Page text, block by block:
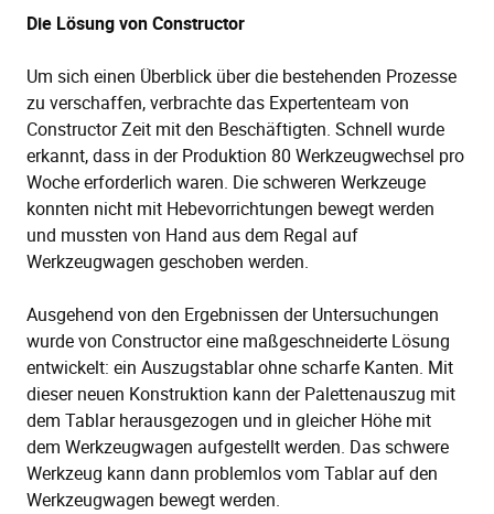
Die Lösung von Constructor
Um sich einen Überblick über die bestehenden Prozesse
zu verschaffen, verbrachte das Expertenteam von
Constructor Zeit mit den Beschäftigten. Schnell wurde
erkannt, dass in der Produktion 80 Werkzeugwechsel pro
Woche erforderlich waren. Die schweren Werkzeuge
konnten nicht mit Hebevorrichtungen bewegt werden
und mussten von Hand aus dem Regal auf
Werkzeugwagen geschoben werden.
Ausgehend von den Ergebnissen der Untersuchungen
wurde von Constructor eine maßgeschneiderte Lösung
entwickelt: ein Auszugstablar ohne scharfe Kanten. Mit
dieser neuen Konstruktion kann der Palettenauszug mit
dem Tablar herausgezogen und in gleicher Höhe mit
dem Werkzeugwagen aufgestellt werden. Das schwere
Werkzeug kann dann problemlos vom Tablar auf den
Werkzeugwagen bewegt werden.